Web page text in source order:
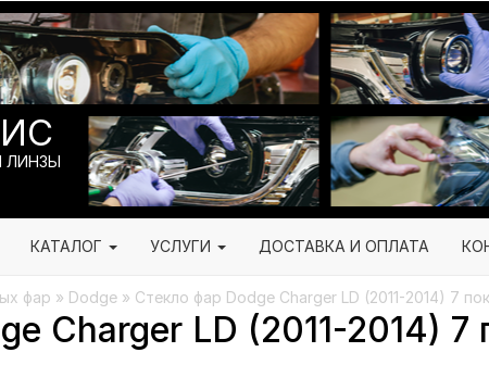
фар » Dodge » Стекло фар Dodge Charger LD (2011-2014) 7
Charger LD (2011-2014) 7
ЛИНЗЫ
КАТАЛОГ УСЛУГИ ДОСТАВКА И ОПЛАТА